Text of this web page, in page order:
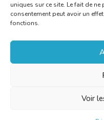
uniques sur ce site. Le fait de
consentement peut avoir un
fonctions.
Voir